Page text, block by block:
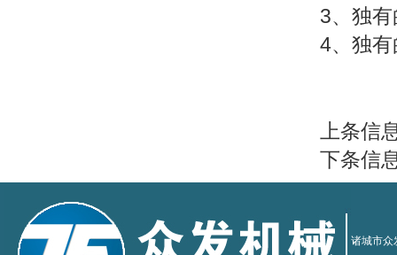
3、独
4、独
上条信
下条信
诸城市